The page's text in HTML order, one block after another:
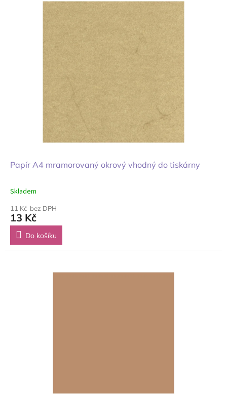
Papír A4 mramorovaný okrový vhodný do tiskárny
Skladem
11 Kč bez DPH
13 Kč
Do košíku